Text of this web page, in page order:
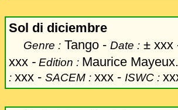
Sol di diciembre
Genre : Tango - Date : ± xxx
xxx - Edition : Maurice
: xxx - SACEM : xxx - ISWC :